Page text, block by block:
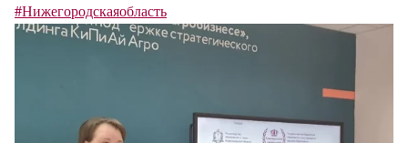
#Нижегородскаяобласть